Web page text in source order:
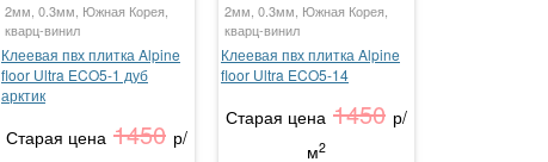
2мм, 0.3мм, Южная Корея,
кварц-винил
Клеевая пвх плитка Alpine
floor Ultra ECO5-1 дуб
арктик
Старая цена 1450 р/
2мм, 0.3мм, Южная Корея,
кварц-винил
Клеевая пвх плитка Alpine
floor Ultra ECO5-14
Старая цена 1450 р/
м2